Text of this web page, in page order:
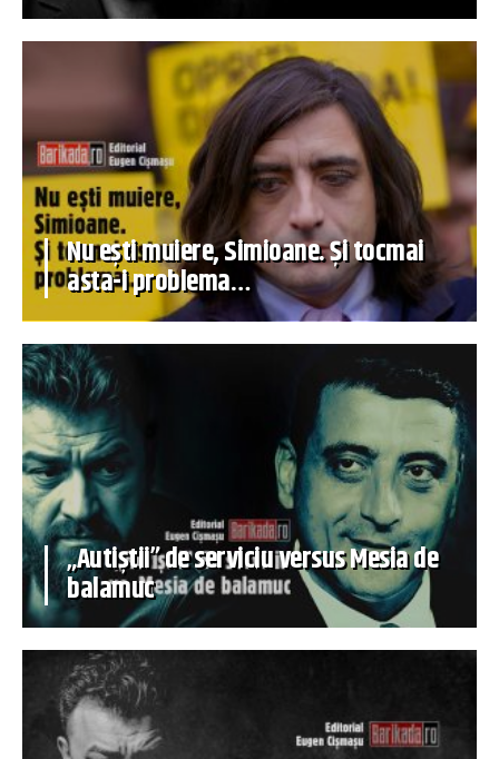
Nu ești muiere, Simioane. Și tocmai
asta-i problema…
„Autiștii” de serviciu versus Mesia de
balamuc